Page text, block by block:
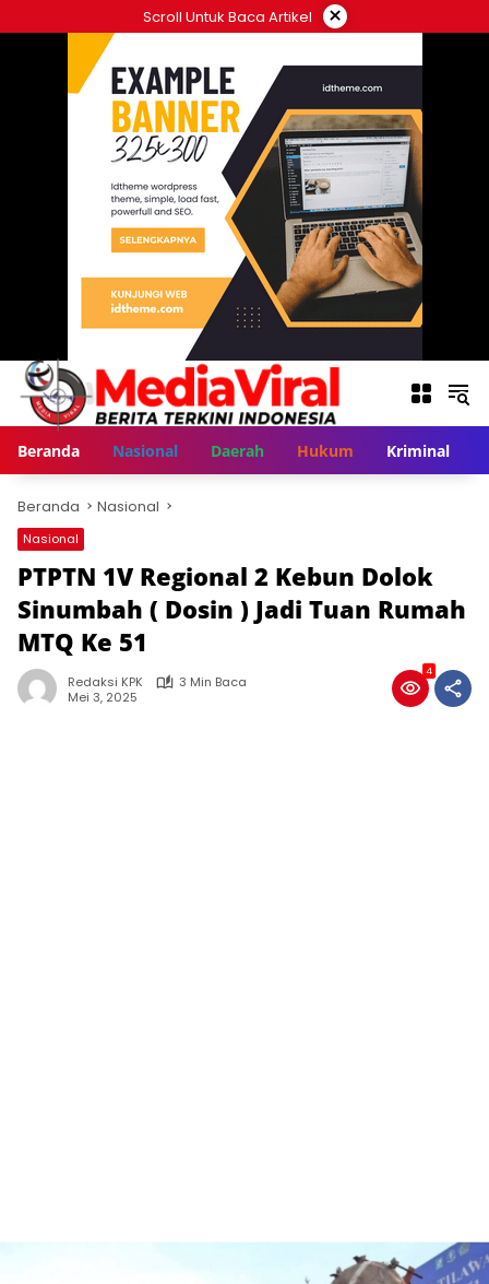
ke
Scroll Untuk Baca Artikel ×
Beranda Nasional Daerah Hukum Kriminal
Beranda Nasional
Nasional
PTPTN 1V Regional 2 Kebun Dolok
Sinumbah ( Dosin ) Jadi Tuan Rumah
MTQ Ke 51
Redaksi KPK
3 Min Baca
Mei 3, 2025
4